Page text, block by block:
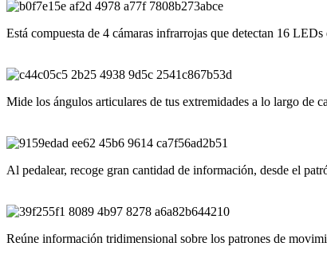
Está compuesta de 4 cámaras infrarrojas que detectan 16
Mide los ángulos articulares de tus extremidades a lo largo de
Al pedalear, recoge gran cantidad de información, desde el
Reúne información tridimensional sobre los patrones de